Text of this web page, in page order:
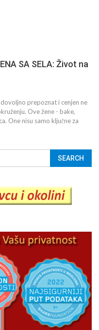
SA SELA: Život na
prepoznat i cenjen ne
Ove žene - bake,
One nisu samo ključne za